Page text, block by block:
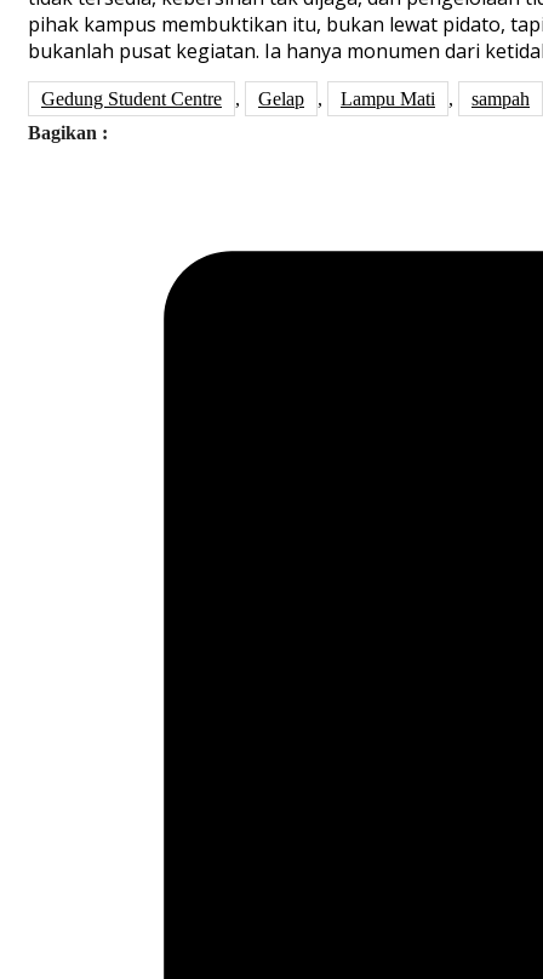
pihak kampus membuktikan itu, bukan lewat pidato,
bukanlah pusat kegiatan. Ia hanya monumen dari
Gedung Student Centre , Gelap , Lampu Mati ,
sampah
Bagikan :